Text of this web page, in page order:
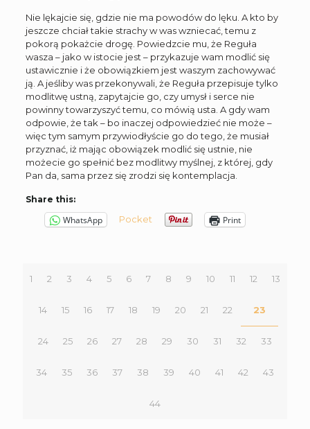
Nie lękajcie się, gdzie nie ma powodów do lęku. A kto by
jeszcze chciał takie strachy w was wzniecać, temu z
pokorą pokażcie drogę. Powiedzcie mu, że Reguła
wasza – jako w istocie jest – przykazuje wam modlić się
ustawicznie i że obowiązkiem jest waszym zachowywać
ją. A jeśliby was przekonywali, że Reguła przepisuje tylko
modlitwę ustną, zapytajcie go, czy umysł i serce nie
powinny towarzyszyć temu, co mówią usta. A gdy wam
odpowie, że tak – bo inaczej odpowiedzieć nie może –
więc tym samym przywiodłyście go do tego, że musiał
przyznać, iż mając obowiązek modlić się ustnie, nie
możecie go spełnić bez modlitwy myślnej, z której, gdy
Pan da, sama przez się zrodzi się kontemplacja.
Share this:
WhatsApp Pocket Print
1 2 3 4 5 6 7 8 9 10 11 12 13
14 15 16 17 18 19 20 21 22 23
24 25 26 27 28 29 30 31 32 33
34 35 36 37 38 39 40 41 42 43
44